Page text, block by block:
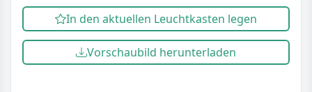
In den aktuellen Leuchtkasten legen
Vorschaubild herunterladen